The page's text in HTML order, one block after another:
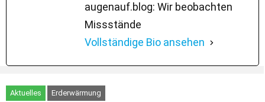
augenauf.blog: Wir beobachten
Missstände
Vollständige Bio ansehen
Aktuelles Erderwärmung